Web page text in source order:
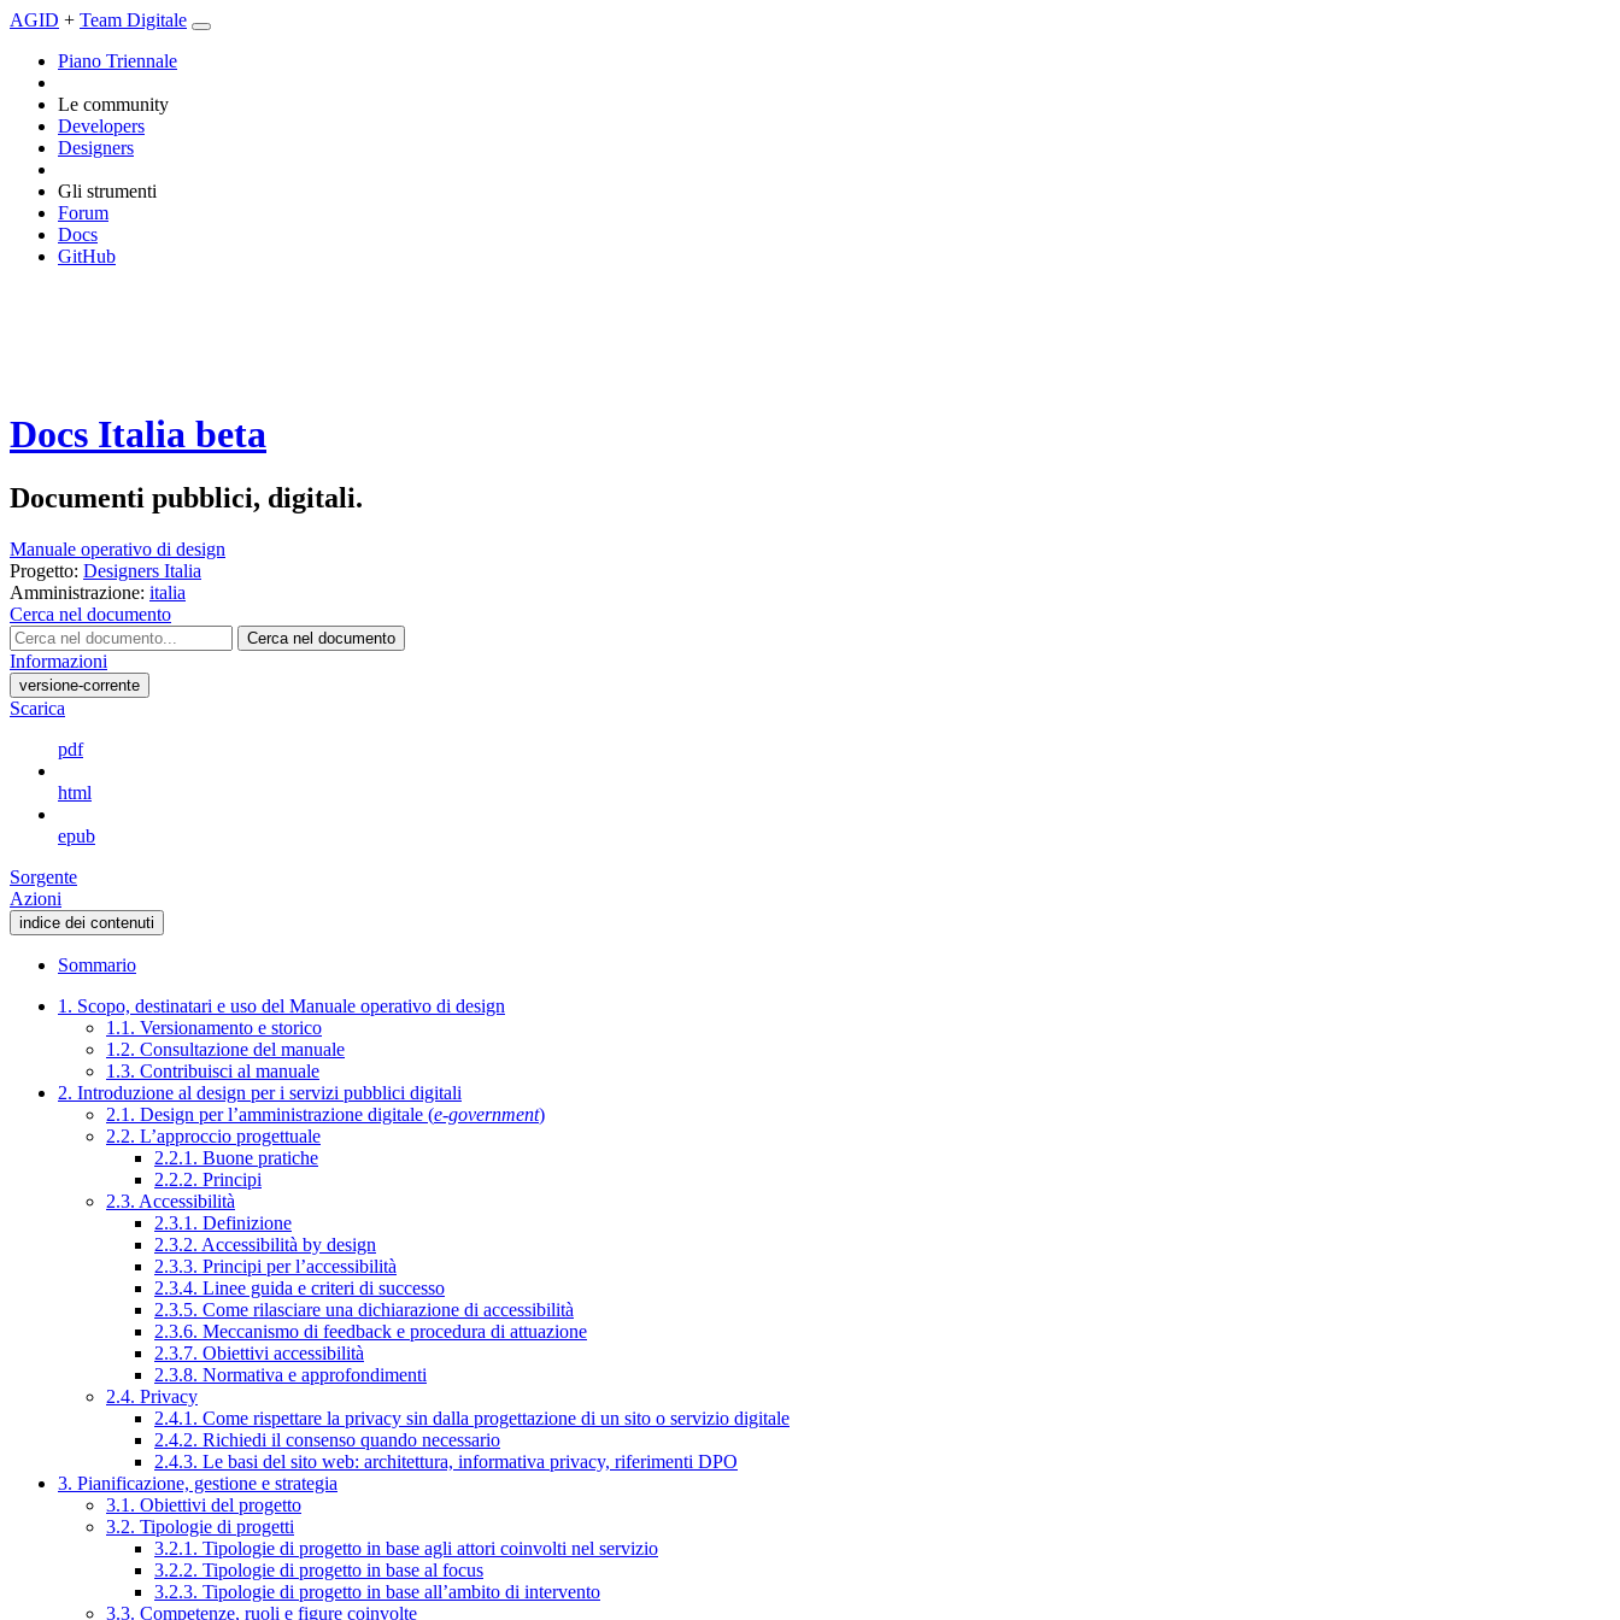
AGID + Team Digitale
Piano Triennale
Le community
Developers
Designers
Gli strumenti
Forum
Docs
GitHub
Docs Italia beta
Documenti pubblici, digitali.
Manuale operativo di design
Progetto: Designers Italia
Amministrazione: italia
Cerca nel documento
Cerca nel documento
Informazioni
versione-corrente
Scarica
pdf
html
epub
Sorgente
Azioni
indice dei contenuti
Sommario
1. Scopo, destinatari e uso del Manuale operativo di design
1.1. Versionamento e storico
1.2. Consultazione del manuale
1.3. Contribuisci al manuale
2. Introduzione al design per i servizi pubblici digitali
2.1. Design per l’amministrazione digitale (e-government)
2.2. L’approccio progettuale
2.2.1. Buone pratiche
2.2.2. Principi
2.3. Accessibilità
2.3.1. Definizione
2.3.2. Accessibilità by design
2.3.3. Principi per l’accessibilità
2.3.4. Linee guida e criteri di successo
2.3.5. Come rilasciare una dichiarazione di accessibilità
2.3.6. Meccanismo di feedback e procedura di attuazione
2.3.7. Obiettivi accessibilità
2.3.8. Normativa e approfondimenti
2.4. Privacy
2.4.1. Come rispettare la privacy sin dalla progettazione di un sito o servizio digitale
2.4.2. Richiedi il consenso quando necessario
2.4.3. Le basi del sito web: architettura, informativa privacy, riferimenti DPO
3. Pianificazione, gestione e strategia
3.1. Obiettivi del progetto
3.2. Tipologie di progetti
3.2.1. Tipologie di progetto in base agli attori coinvolti nel servizio
3.2.2. Tipologie di progetto in base al focus
3.2.3. Tipologie di progetto in base all’ambito di intervento
3.3. Competenze, ruoli e figure coinvolte